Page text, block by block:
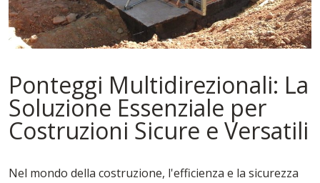
Ponteggi Multidirezionali: La
Soluzione Essenziale per
Costruzioni Sicure e Versatili
Nel mondo della costruzione, l'efficienza e la sicurezza